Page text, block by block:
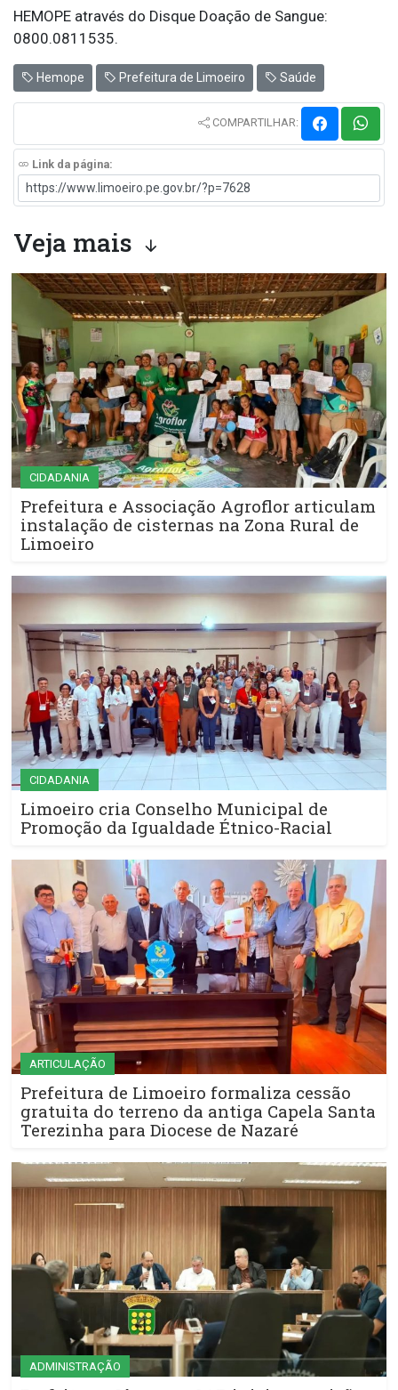
HEMOPE através do Disque Doação de Sangue:
0800.0811535.
Hemope Prefeitura de Limoeiro Saúde
COMPARTILHAR:
Link da página:
Veja mais
CIDADANIA
Prefeitura e Associação Agroflor articulam
instalação de cisternas na Zona Rural de
Limoeiro
CIDADANIA
Limoeiro cria Conselho Municipal de
Promoção da Igualdade Étnico-Racial
ARTICULAÇÃO
Prefeitura de Limoeiro formaliza cessão
gratuita do terreno da antiga Capela Santa
Terezinha para Diocese de Nazaré
ADMINISTRAÇÃO